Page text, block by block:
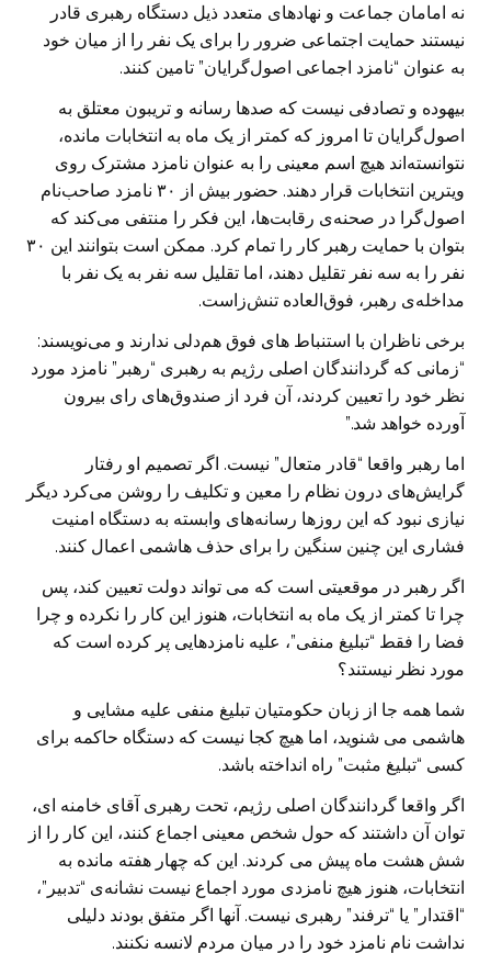
نه امامان جماعت و نهادهای متعدد ذیل دستگاه رهبری قادر
نیستند حمایت اجتماعی ضرور را برای یک نفر را از میان خود
به عنوان “نامزد اجماعی اصول‌گرایان” تامین کنند.
بیهوده و تصادفی نیست که صدها رسانه و تریبون معتلق به
اصول‌گرایان تا امروز که کمتر از یک ماه به انتخابات مانده،
نتوانسته‌اند هیچ اسم معینی را به عنوان نامزد مشترک روی
ویترین انتخابات قرار دهند. حضور بیش از ۳۰ نامزد صاحب‌نام
اصول‌گرا در صحنه‌ی رقابت‌ها، این فکر را منتفی می‌کند که
بتوان با حمایت رهبر کار را تمام کرد. ممکن است بتوانند این ۳۰
نفر را به سه نفر تقلیل دهند، اما تقلیل سه نفر به یک نفر با
مداخله‌ی رهبر، فوق‌العاده تنش‌زاست.
برخی ناظران با استنباط های فوق هم‌دلی ندارند و می‌نویسند:
“زمانی که گردانندگان اصلی رژیم به رهبری “رهبر” نامزد مورد
نظر خود را تعیین کردند، آن فرد از صندوق‌های رای بیرون
آورده خواهد شد.”
اما رهبر واقعا “قادر متعال” نیست. اگر تصمیم او رفتار
گرایش‌های درون نظام را معین و تکلیف را روشن می‌کرد دیگر
نیازی نبود که این روزها رسانه‌های وابسته به دستگاه امنیت
فشاری این چنین سنگین را برای حذف هاشمی اعمال کنند.
اگر رهبر در موقعیتی است که می تواند دولت تعیین کند، پس
چرا تا کمتر از یک ماه به انتخابات، هنوز این کار را نکرده و چرا
فضا را فقط “تبلیغ منفی”، علیه نامزدهایی پر کرده است که
مورد نظر نیستند؟
شما همه جا از زبان حکومتیان تبلیغ منفی علیه مشایی و
هاشمی می شنوید، اما هیچ کجا نیست که دستگاه حاکمه برای
کسی “تبلیغ مثبت” راه انداخته باشد.
اگر واقعا گردانندگان اصلی رژیم، تحت رهبری آقای خامنه ای،
توان آن داشتند که حول شخص معینی اجماع کنند، این کار را از
شش هشت ماه پیش می کردند. این که چهار هفته مانده به
انتخابات، هنوز هیچ نامزدی مورد اجماع نیست نشانه‌ی “تدبیر”،
“اقتدار” یا “ترفند” رهبری نیست. آنها اگر متفق بودند دلیلی
نداشت نامِ نامزد خود را در میان مردم لانسه نکنند.